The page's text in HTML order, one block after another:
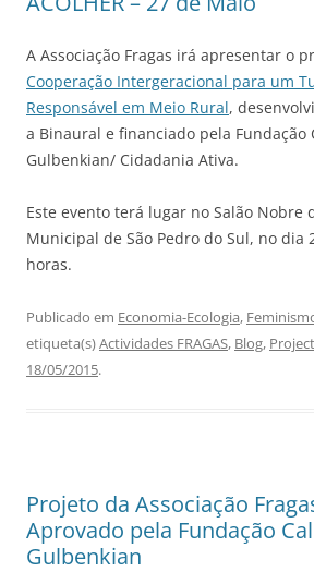
A Associação Fragas irá apresentar o
Cooperação Intergeracional para um
Responsável em Meio Rural,
a Binaural e financiado pela Fundação
Gulbenkian/ Cidadania Ativa.
Este evento terá lugar no Salão Nobre
Municipal de São Pedro do Sul, no dia
horas.
Publicado em Economia-Ecologia,
etiqueta(s)Actividades FRAGAS, Blog,
18/05/2015.
Projeto da Associação
Aprovado pela Fundação
Gulbenkian